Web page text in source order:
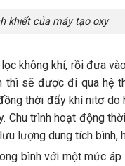
khiết của máy tạo oxy
không khí, rồi đưa
sẽ được đi qua hệ
thời đẩy khí nitơ
Chu trình hoạt động
lượng dung tích bình,
bình với một mức